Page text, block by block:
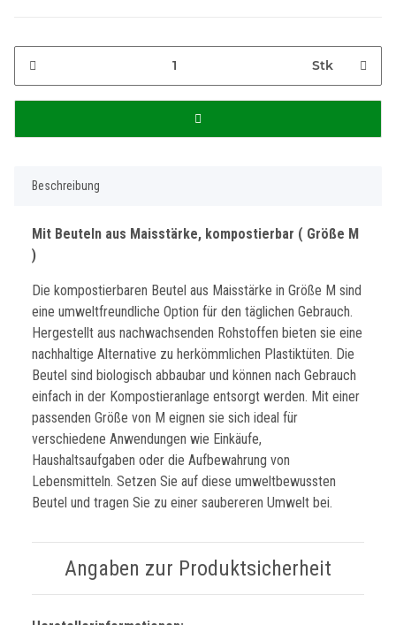
Stk
Beschreibung
Mit Beuteln aus Maisstärke, kompostierbar ( Größe M
)
Die kompostierbaren Beutel aus Maisstärke in Größe M sind
eine umweltfreundliche Option für den täglichen Gebrauch.
Hergestellt aus nachwachsenden Rohstoffen bieten sie eine
nachhaltige Alternative zu herkömmlichen Plastiktüten. Die
Beutel sind biologisch abbaubar und können nach Gebrauch
einfach in der Kompostieranlage entsorgt werden. Mit einer
passenden Größe von M eignen sie sich ideal für
verschiedene Anwendungen wie Einkäufe,
Haushaltsaufgaben oder die Aufbewahrung von
Lebensmitteln. Setzen Sie auf diese umweltbewussten
Beutel und tragen Sie zu einer saubereren Umwelt bei.
Angaben zur Produktsicherheit